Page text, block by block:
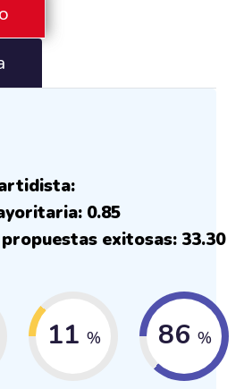
0.85
exitosas: 33.30
11 % 86 %